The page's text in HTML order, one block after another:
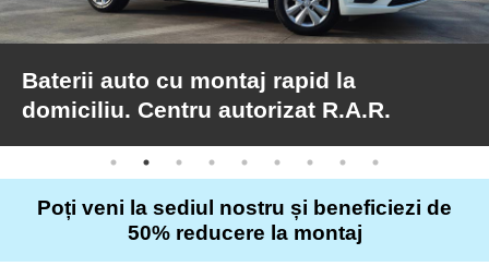
Baterii
de
camion
Articole
Baterii auto cu montaj rapid la
domiciliu. Centru autorizat R.A.R.
Poți veni la sediul nostru și beneficiezi de
50% reducere la montaj